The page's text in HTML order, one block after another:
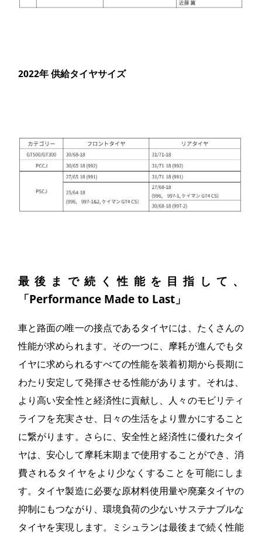
2022年 供給タイヤサイズ
最後まで続く性能を目指して、
「Performance Made to Last」
車と路面の唯一の接点であるタイヤには、たくさんの
性能が求められます。その一つに、摩耗が進んでもタ
イヤに求められるすべての性能を装着初期から長期に
わたり安定して発揮させる性能があります。それは、
より高い安全性と経済性に貢献し、人々のモビリティ
ライフを充実させ、日々の生活をより豊かにすること
に繋がります。さらに、安全性と経済性に優れたタイ
ヤは、安心して摩耗末期まで使用することができ、消
費されるタイヤをより少なくすることを可能にしま
す。タイヤ製造に必要な原材料使用量や廃棄タイヤの
抑制にもつながり、環境負荷の少ないサステナブルな
タイヤを実現します。ミシュランは最後まで続く性能